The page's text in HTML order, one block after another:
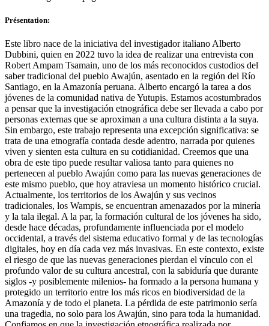
Présentation:
Este libro nace de la iniciativa del investigador italiano Alberto
Dubbini, quien en 2022 tuvo la idea de realizar una entrevista con
Robert Ampam Tsamain, uno de los más reconocidos custodios del
saber tradicional del pueblo Awajún, asentado en la región del Río
Santiago, en la Amazonía peruana. Alberto encargó la tarea a dos
jóvenes de la comunidad nativa de Yutupis. Estamos acostumbrados
a pensar que la investigación etnográfica debe ser llevada a cabo por
personas externas que se aproximan a una cultura distinta a la suya.
Sin embargo, este trabajo representa una excepción significativa: se
trata de una etnografía contada desde adentro, narrada por quienes
viven y sienten esta cultura en su cotidianidad. Creemos que una
obra de este tipo puede resultar valiosa tanto para quienes no
pertenecen al pueblo Awajún como para las nuevas generaciones de
este mismo pueblo, que hoy atraviesa un momento histórico crucial.
Actualmente, los territorios de los Awajún y sus vecinos
tradicionales, los Wampis, se encuentran amenazados por la minería
y la tala ilegal. A la par, la formación cultural de los jóvenes ha sido,
desde hace décadas, profundamente influenciada por el modelo
occidental, a través del sistema educativo formal y de las tecnologías
digitales, hoy en día cada vez más invasivas. En este contexto, existe
el riesgo de que las nuevas generaciones pierdan el vínculo con el
profundo valor de su cultura ancestral, con la sabiduría que durante
siglos -y posiblemente milenios- ha formado a la persona humana y
protegido un territorio entre los más ricos en biodiversidad de la
Amazonía y de todo el planeta. La pérdida de este patrimonio sería
una tragedia, no solo para los Awajún, sino para toda la humanidad.